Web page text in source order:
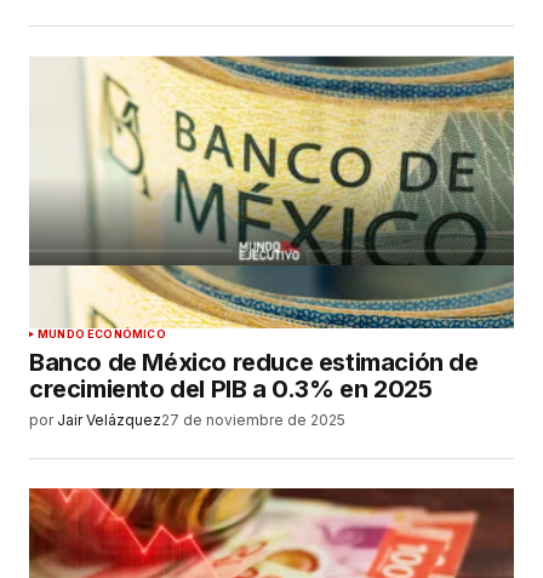
MUNDO ECONÓMICO
Banco de México reduce estimación de
crecimiento del PIB a 0.3% en 2025
por Jair Velázquez27 de noviembre de 2025